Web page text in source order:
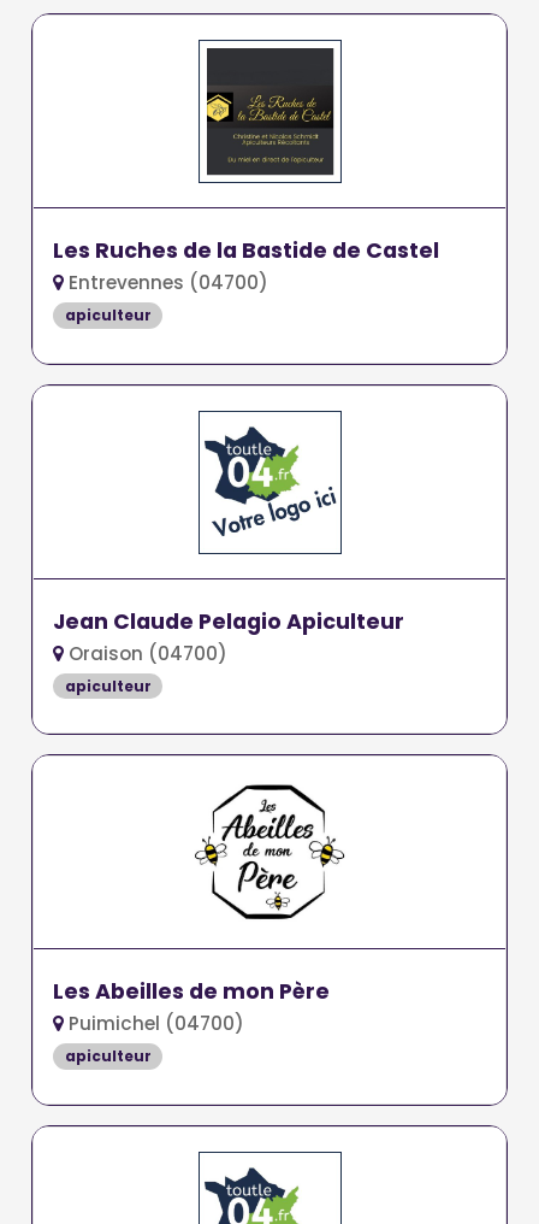
Les Ruches de la Bastide de Castel
Entrevennes (04700)
apiculteur
Jean Claude Pelagio Apiculteur
Oraison (04700)
apiculteur
Les Abeilles de mon Père
Puimichel (04700)
apiculteur